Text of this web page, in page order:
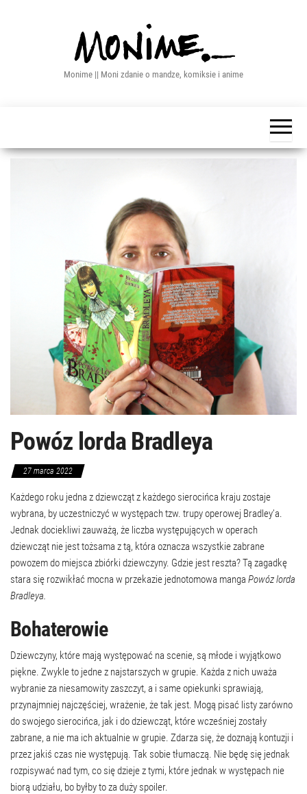
Monime || Moni zdanie o mandze, komiksie i anime
Powóz lorda Bradleya
27 marca 2022
Każdego roku jedna z dziewcząt z każdego sierocińca kraju zostaje
wybrana, by uczestniczyć w występach tzw. trupy operowej Bradley’a.
Jednak dociekliwi zauważą, że liczba występujących w operach
dziewcząt nie jest tożsama z tą, która oznacza wszystkie zabrane
powozem do miejsca zbiórki dziewczyny. Gdzie jest reszta? Tą zagadkę
stara się rozwikłać mocna w przekazie jednotomowa manga Powóz lorda
Bradleya.
Bohaterowie
Dziewczyny, które mają występować na scenie, są młode i wyjątkowo
piękne. Zwykle to jedne z najstarszych w grupie. Każda z nich uważa
wybranie za niesamowity zaszczyt, a i same opiekunki sprawiają,
przynajmniej najczęściej, wrażenie, że tak jest. Mogą pisać listy zarówno
do swojego sierocińca, jak i do dziewcząt, które wcześniej zostały
zabrane, a nie ma ich aktualnie w grupie. Zdarza się, że doznają kontuzji i
przez jakiś czas nie występują. Tak sobie tłumaczą. Nie będę się jednak
rozpisywać nad tym, co się dzieje z tymi, które jednak w występach nie
biorą udziału, bo byłby to za duży spoiler.